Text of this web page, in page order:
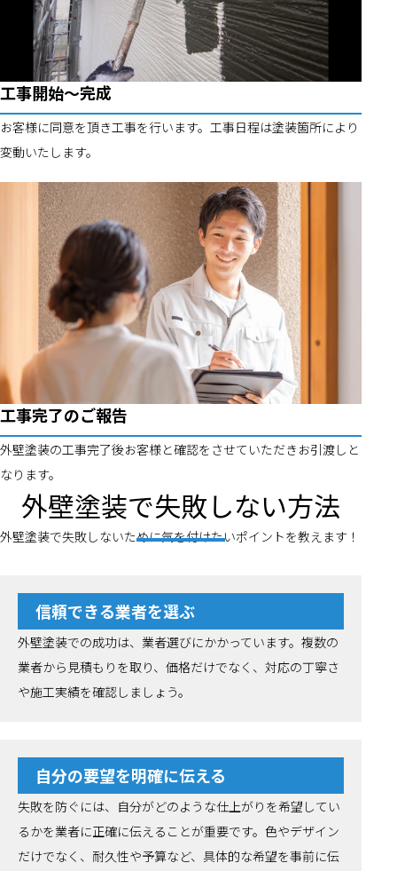
工事開始～完成
お客様に同意を頂き工事を行います。工事日程は塗装箇所により
変動いたします。
工事完了のご報告
外壁塗装の工事完了後お客様と確認をさせていただきお引渡しと
なります。
外壁塗装で失敗しない方法
外壁塗装で失敗しないために気を付けたいポイントを教えます！
信頼できる業者を選ぶ
外壁塗装での成功は、業者選びにかかっています。複数の
業者から見積もりを取り、価格だけでなく、対応の丁寧さ
や施工実績を確認しましょう。
自分の要望を明確に伝える
失敗を防ぐには、自分がどのような仕上がりを希望してい
るかを業者に正確に伝えることが重要です。色やデザイン
だけでなく、耐久性や予算など、具体的な希望を事前に伝